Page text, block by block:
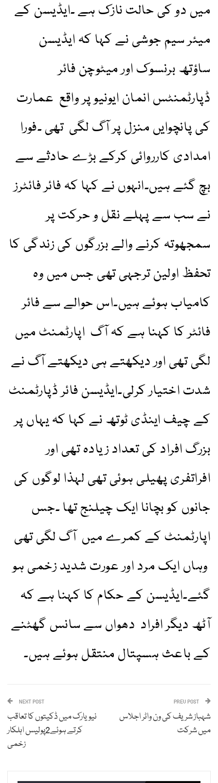
میں دو کی حالت نازک ہے ۔ایڈیسن کے
میئر سیم جوشی نے کہا کہ ایڈیسن
ساؤتھ برنسوک اور میٹوچن فائر
ڈپارٹمنٹس انمان ایونیو پر واقع عمارت
کی پانچوایں منزل پر آگ لگی تھی ۔فورا
امدادی کارروائی کرکے بڑے حادثے سے
بچ گئے ہیں۔انہوں نے کہا کہ فائر فائٹرز
نے سب سے پہلے نقل و حرکت پر
سمجھوتہ کرنے والے بزرگوں کی زندگی کا
تحفظ اولین ترجہی تھی جس میں وہ
کامیاب ہوئے ہیں۔اس حوالے سے فائر
فائٹر کا کہنا ہے کہ آگ اپارٹمنٹ میں
لگی تھی اور دیکھتے ہی دیکھتے آگ نے
شدت اختیار کرلی۔ایڈیسن فائر ڈپارٹمنٹ
کے چیف اینڈی ٹوتھ نے کہا کہ یہاں پر
بزرگ افراد کی تعداد زیادہ تھی اور
افراتفری پھیلی ہوئی تھی لہذا لوگوں کی
جانوں کو بچانا ایک چیلنج تھا ۔جس
اپارٹمنٹ کے کمرے میں آگ لگی تھی
وہاں ایک مرد اور عورت شدید زخمی ہو
گئے۔ایڈیسن کے حکام کا کہنا ہے کہ
آٹھ دیگر افراد دھواں سے سانس گھٹنے
کے باعث ہسپتال منتقل ہوئے ہیں۔
شہباز شریف کی ون واٹر اجلاس
میں شرکت
NEXT POST
نیویارک میں ڈکیتوں کا تعاقب
کرتے ہوئے2پولیس اہلکار
زخمی